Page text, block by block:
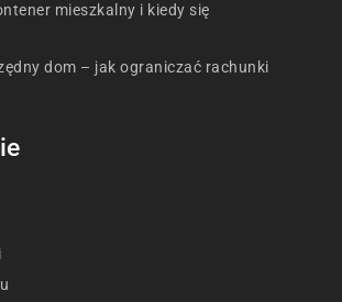
mieszkalny i kiedy się
dom – jak ograniczać rachunki